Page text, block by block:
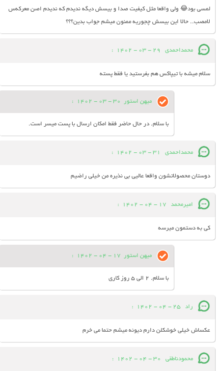
لمسی بود😂 ولی واقعا مثل کیفیت صدا و بیسش دیگه ندیدم که ندیدم اصن معرکه‌س
لامصب.. حالا این بیسش چجوریه ممنون میشم جواب بدین؟؟؟
محمداحمدی 29 - 03 - 1402
:
سلام میشه با تیپاکس هم بفرستید یا فقط پسته
میهن استور 30 - 03 - 1402
:
با سلام. در حال حاضر فقط امکان ارسال با پست میسر است.
محمداحمدی 31 - 03 - 1402
:
دوستان محصولاتشون واقعا عالیی بی نذیره من خیلی راضیم
امیرمحمد 17 - 04 - 1402
:
کی به دستمون میرسه
میهن استور 17 - 04 - 1402
:
با سلام. 2 الی 5 روز کاری
راد 25 - 04 - 1402
:
عکساش خیلی خوشکلن دارم دیونه میشم حتما می خرم
محمودناطقی 30 - 04 - 1402
: